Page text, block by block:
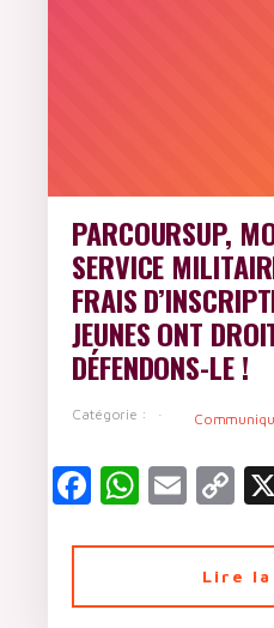
PARCOURSUP,
SERVICE
FRAIS
JEUNES ONT
DÉFENDONS-LE !
Catégorie :
Facebook
Lire